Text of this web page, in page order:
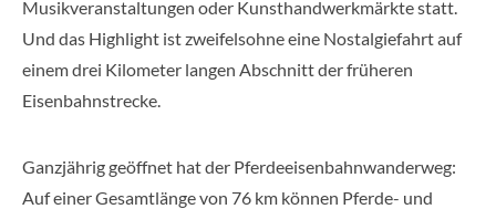
Musikveranstaltungen oder Kunsthandwerkmärkte statt.
Und das Highlight ist zweifelsohne eine Nostalgiefahrt auf
einem drei Kilometer langen Abschnitt der früheren
Eisenbahnstrecke.
Ganzjährig geöffnet hat der Pferdeeisenbahnwanderweg:
Auf einer Gesamtlänge von 76 km können Pferde- und